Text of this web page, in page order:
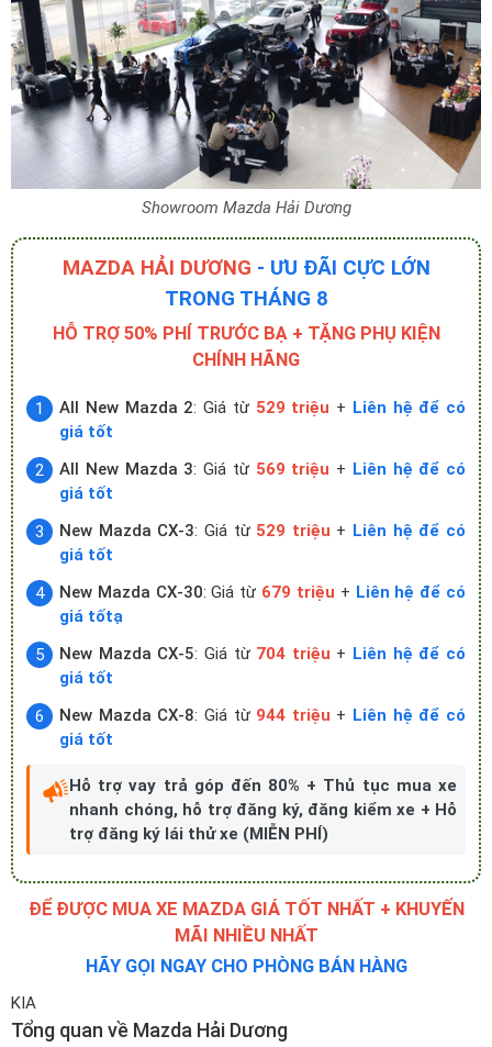
Showroom Mazda Hải Dương
MAZDA HẢI DƯƠNG - ƯU ĐÃI CỰC LỚN
TRONG THÁNG 8
HỖ TRỢ 50% PHÍ TRƯỚC BẠ + TẶNG PHỤ KIỆN
CHÍNH HÃNG
All New Mazda 2: Giá từ 529 triệu + Liên hệ để có
giá tốt
All New Mazda 3: Giá từ 569 triệu + Liên hệ để có
giá tốt
New Mazda CX-3: Giá từ 529 triệu + Liên hệ để có
giá tốt
New Mazda CX-30: Giá từ 679 triệu + Liên hệ để có
giá tốtạ
New Mazda CX-5: Giá từ 704 triệu + Liên hệ để có
giá tốt
New Mazda CX-8: Giá từ 944 triệu + Liên hệ để có
giá tốt
Hỗ trợ vay trả góp đến 80% + Thủ tục mua xe
nhanh chóng, hỗ trợ đăng ký, đăng kiểm xe + Hỗ
trợ đăng ký lái thử xe (MIỄN PHÍ)
ĐỂ ĐƯỢC MUA XE MAZDA GIÁ TỐT NHẤT + KHUYẾN
MÃI NHIỀU NHẤT
HÃY GỌI NGAY CHO PHÒNG BÁN HÀNG
KIA
Tổng quan về Mazda Hải Dương